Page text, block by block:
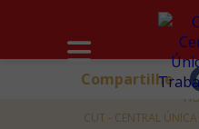
CUT - CENTRAL
Compartilhe